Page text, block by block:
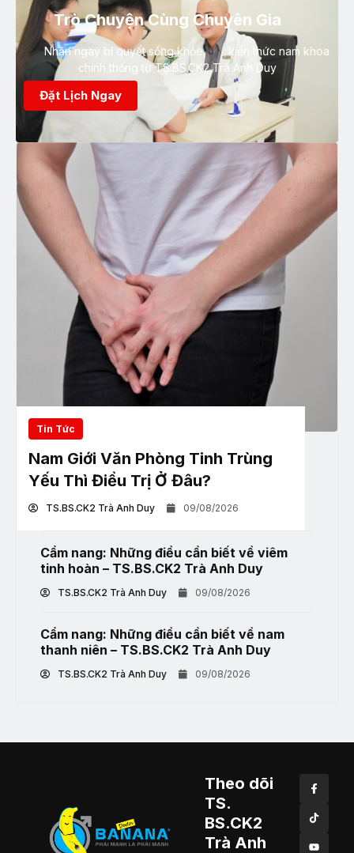
Trò Chuyện Cùng Chuyên Gia
Nhận ngay bí quyết sống khỏe, kiến thức nam khoa
chính thống từ TS.BS.CK2 Trà Anh Duy
Đặt Lịch Ngay
Tin Tức
Nam Giới Văn Phòng Tinh Trùng
Yếu Thì Điều Trị Ở Đâu?
TS.BS.CK2 Trà Anh Duy 09/08/2026
Cẩm nang: Những điều cần biết về viêm
tinh hoàn – TS.BS.CK2 Trà Anh Duy
TS.BS.CK2 Trà Anh Duy 09/08/2026
Cẩm nang: Những điều cần biết về nam
thanh niên – TS.BS.CK2 Trà Anh Duy
TS.BS.CK2 Trà Anh Duy 09/08/2026
Theo dõi
TS.
BS.CK2
Trà Anh